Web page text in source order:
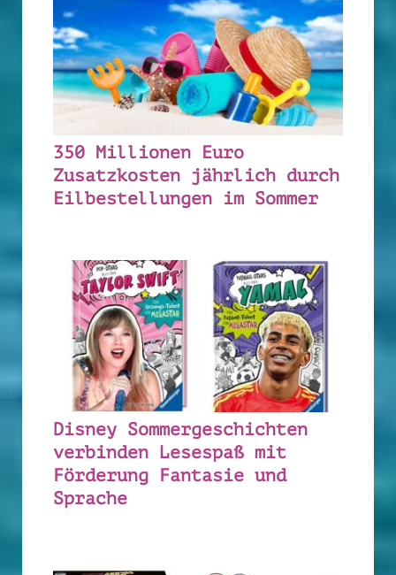
350 Millionen Euro
Zusatzkosten jährlich durch
Eilbestellungen im Sommer
Disney Sommergeschichten
verbinden Lesespaß mit
Förderung Fantasie und
Sprache